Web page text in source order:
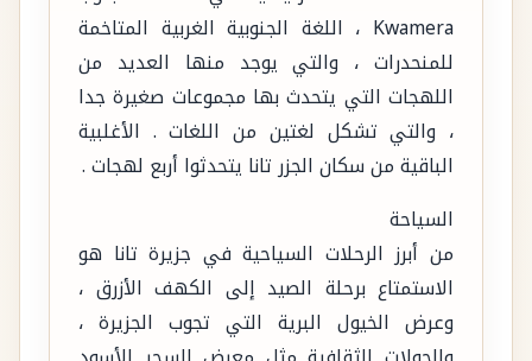
Kwamera ، اللغة الجنوبية الغربية المتاخمة
للمنحدرات ، والتي يوجد منها العديد من
اللهجات التي يتحدث بها مجموعات صغيرة جدا
، والتي تشكل لغتين من اللغات . الأغلبية
الباقية من سكان الجزر تانا يتحدثوا أربع لهجات .
السياحة
من أبرز الرحلات السياحية في جزيرة تانا هو
الاستمتاع برحلة الصيد إلى الكهف الأزرق ،
وعرض الخيول البرية التي تجوب الجزيرة ،